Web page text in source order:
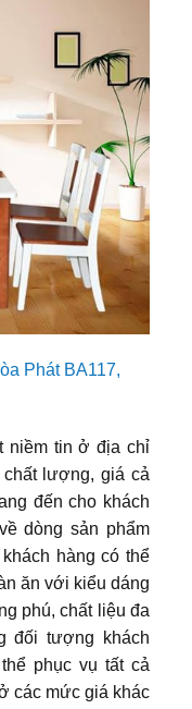
Phát BA117,
niềm tin ở địa chỉ
lượng, giá cả
đến cho khách
dòng sản phẩm
hàng có thể
ăn với kiểu dáng
phú, chất liệu đa
đối tượng khách
phục vụ tất cả
các mức giá khác